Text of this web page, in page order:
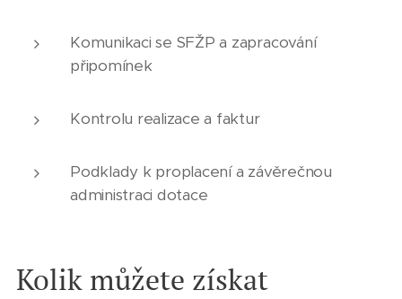
Komunikaci se SFŽP a zapracování
připomínek
Kontrolu realizace a faktur
Podklady k proplacení a závěrečnou
administraci dotace
Kolik můžete získat